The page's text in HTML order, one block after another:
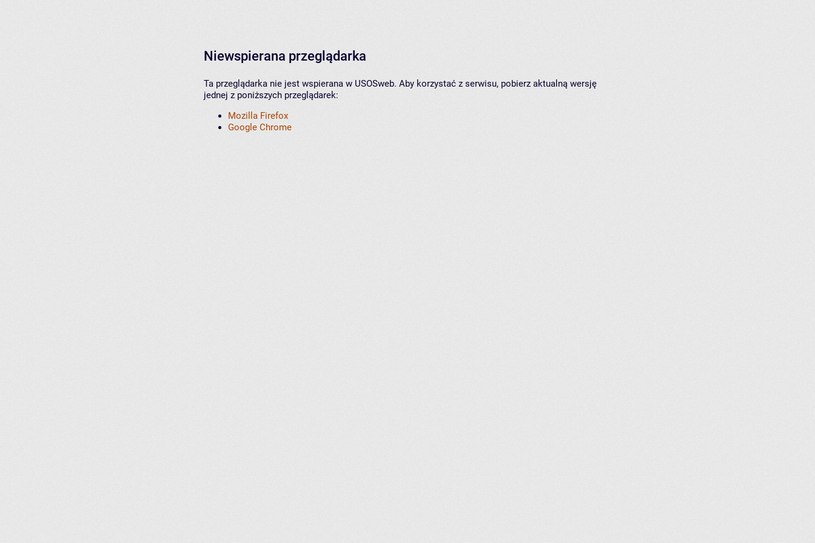
Niewspierana przeglądarka
Ta przeglądarka nie jest wspierana w USOSweb. Aby korzystać z serwisu, pobierz aktualną wersję
jednej z poniższych przeglądarek:
Mozilla Firefox
Google Chrome